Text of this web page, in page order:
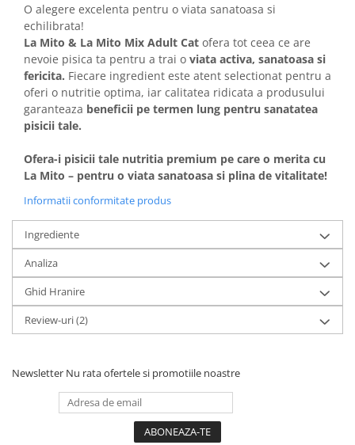
O alegere excelenta pentru o viata sanatoasa si
echilibrata!
La Mito & La Mito Mix Adult Cat ofera tot ceea ce are
nevoie pisica ta pentru a trai o viata activa, sanatoasa si
fericita. Fiecare ingredient este atent selectionat pentru a
oferi o nutritie optima, iar calitatea ridicata a produsului
garanteaza beneficii pe termen lung pentru sanatatea
pisicii tale.
Ofera-i pisicii tale nutritia premium pe care o merita cu
La Mito – pentru o viata sanatoasa si plina de vitalitate!
Informatii conformitate produs
Ingrediente
Analiza
Ghid Hranire
Review-uri(2)
Newsletter Nu rata ofertele si promotiile noastre